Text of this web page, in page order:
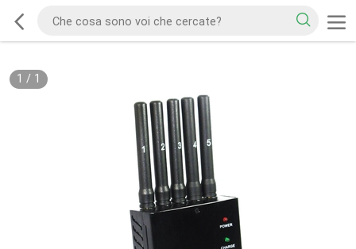
1 / 1